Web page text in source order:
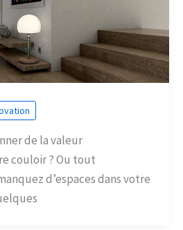
de la valeur
couloir ? Ou tout
d’espaces dans votre